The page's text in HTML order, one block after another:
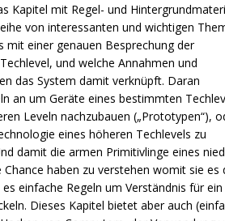
Kapitel mit Regel- und
von interessanten und wichtigen
mit einer genauen Besprechung der
und welche Annahmen und
das System damit verknüpft. Daran
an um Geräte eines bestimmten
Leveln nachzubauen („Prototypen“),
eines höheren Techlevels zu
damit die armen Primitivlinge eines
Chance haben zu verstehen womit sie es
einfache Regeln um Verständnis für ein
Dieses Kapitel bietet aber auch